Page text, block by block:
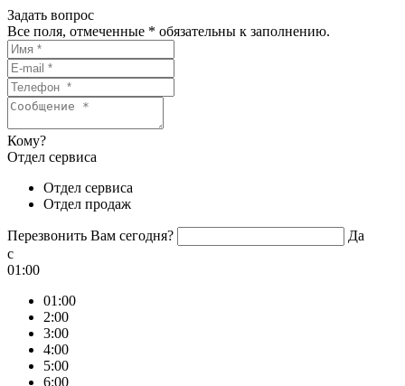
Задать вопрос
Все поля, отмеченные * обязательны к заполнению.
Кому?
Отдел сервиса
Отдел сервиса
Отдел продаж
Перезвонить Вам сегодня?
Да
c
01:00
01:00
2:00
3:00
4:00
5:00
6:00